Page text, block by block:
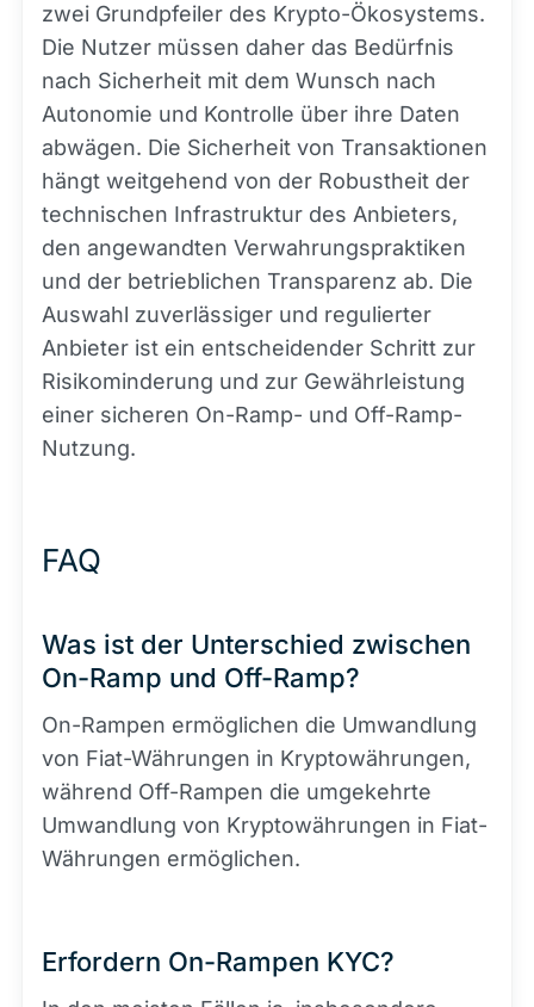
zwei Grundpfeiler des Krypto-Ökosystems.
Die Nutzer müssen daher das Bedürfnis
nach Sicherheit mit dem Wunsch nach
Autonomie und Kontrolle über ihre Daten
abwägen. Die Sicherheit von Transaktionen
hängt weitgehend von der Robustheit der
technischen Infrastruktur des Anbieters,
den angewandten Verwahrungspraktiken
und der betrieblichen Transparenz ab. Die
Auswahl zuverlässiger und regulierter
Anbieter ist ein entscheidender Schritt zur
Risikominderung und zur Gewährleistung
einer sicheren On-Ramp- und Off-Ramp-
Nutzung.
FAQ
Was ist der Unterschied zwischen
On-Ramp und Off-Ramp?
On-Rampen ermöglichen die Umwandlung
von Fiat-Währungen in Kryptowährungen,
während Off-Rampen die umgekehrte
Umwandlung von Kryptowährungen in Fiat-
Währungen ermöglichen.
Erfordern On-Rampen KYC?